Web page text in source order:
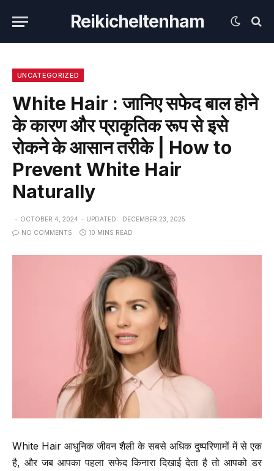
Reikicheltenham
UNCATEGORIZED
White Hair : जानिए सफेद बाल होने
के कारण और प्राकृतिक रूप से इसे
रोकने के आसान तरीके | How to
Prevent White Hair
Naturally
OCTOBER 4, 2024 UPDATED:
DECEMBER 23, 2025
NO COMMENTS
10 MINS READ
White Hair आधुनिक जीवन शैली के सबसे अधिक दुष्परिणामों में से एक
है, और जब आपका पहला सफेद किनारा दिखाई देता है तो आपको डर